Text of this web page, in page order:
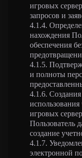
игровых
запросов и
4.1.4.
нахождения
обеспечения
4.1.5.
и полноты
4.1.6.
использования
игровых
Пользователь
создание
4.1.7.
электронной